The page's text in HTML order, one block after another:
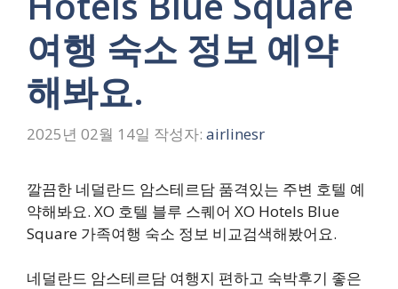
여행 숙소 정보 예약
해봐요.
2025년 02월 14일 작성자: airlinesr
깔끔한 네덜란드 암스테르담 품격있는 주변 호텔 예
약해봐요. XO 호텔 블루 스퀘어 XO Hotels Blue
Square 가족여행 숙소 정보 비교검색해봤어요.
네덜란드 암스테르담 여행지 편하고 숙박후기 좋은